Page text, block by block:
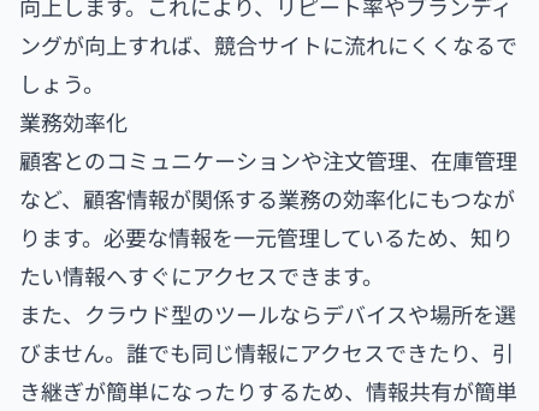
ングが向上すれば、競合サイトに流れにくくなるで
しょう。
業務効率化
顧客とのコミュニケーションや注文管理、在庫管理
など、顧客情報が関係する業務の効率化にもつなが
ります。必要な情報を一元管理しているため、知り
たい情報へすぐにアクセスできます。
また、クラウド型のツールならデバイスや場所を選
びません。誰でも同じ情報にアクセスできたり、引
き継ぎが簡単になったりするため、情報共有が簡単